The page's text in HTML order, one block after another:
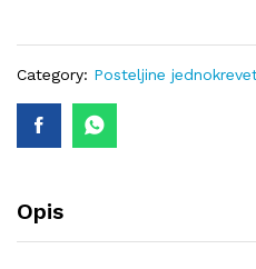
Frozen
K-
quantity
Category: Posteljine
Opis